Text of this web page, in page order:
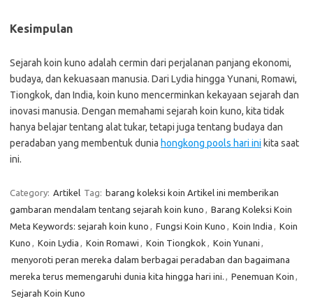
Kesimpulan
Sejarah koin kuno adalah cermin dari perjalanan panjang ekonomi,
budaya, dan kekuasaan manusia. Dari Lydia hingga Yunani, Romawi,
Tiongkok, dan India, koin kuno mencerminkan kekayaan sejarah dan
inovasi manusia. Dengan memahami sejarah koin kuno, kita tidak
hanya belajar tentang alat tukar, tetapi juga tentang budaya dan
peradaban yang membentuk dunia hongkong pools hari ini kita saat
ini.
Category: Artikel Tag: barang koleksi koin Artikel ini memberikan
gambaran mendalam tentang sejarah koin kuno , Barang Koleksi Koin
Meta Keywords: sejarah koin kuno , Fungsi Koin Kuno , Koin India , Koin
Kuno , Koin Lydia , Koin Romawi , Koin Tiongkok , Koin Yunani ,
menyoroti peran mereka dalam berbagai peradaban dan bagaimana
mereka terus memengaruhi dunia kita hingga hari ini. , Penemuan Koin ,
Sejarah Koin Kuno